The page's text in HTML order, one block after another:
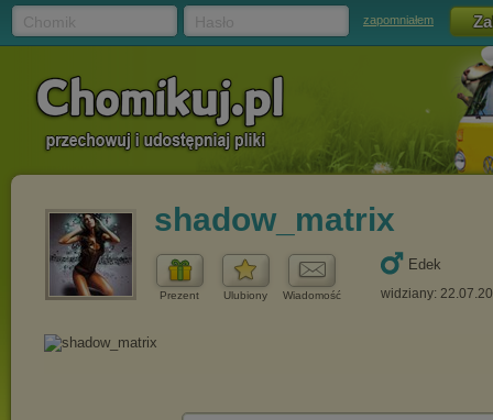
zapomniałem
shadow_matrix
Prezent Ulubiony Wiadomość
Edek
widziany: